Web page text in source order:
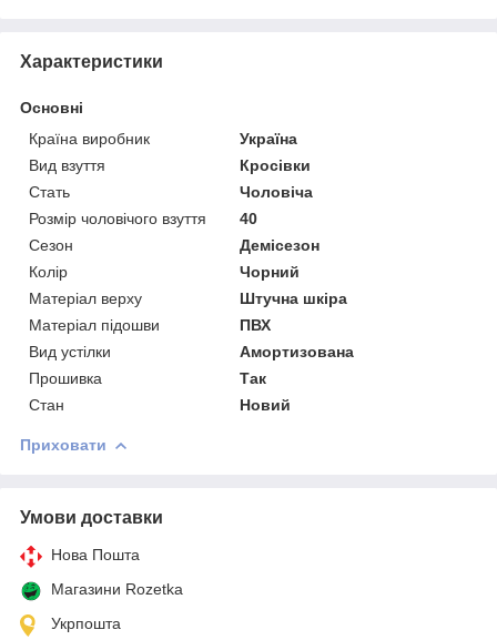
Характеристики
Основні
Країна виробник
Україна
Вид взуття
Кросівки
Стать
Чоловіча
Розмір чоловічого взуття
40
Сезон
Демісезон
Колір
Чорний
Матеріал верху
Штучна шкіра
Матеріал підошви
ПВХ
Вид устілки
Амортизована
Прошивка
Так
Стан
Новий
Приховати
Умови доставки
Нова Пошта
Магазини Rozetka
Укрпошта